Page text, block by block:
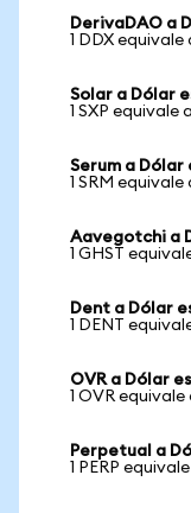
DerivaDAO a
1 DDX
Solar a Dólar
1 SXP equivale
Serum a
1 SRM equivale
Aavegotchi a
1 GHST
Dent a Dólar
1 DENT
OVR a Dólar
1 OVR equivale
Perpetual a
1 PERP